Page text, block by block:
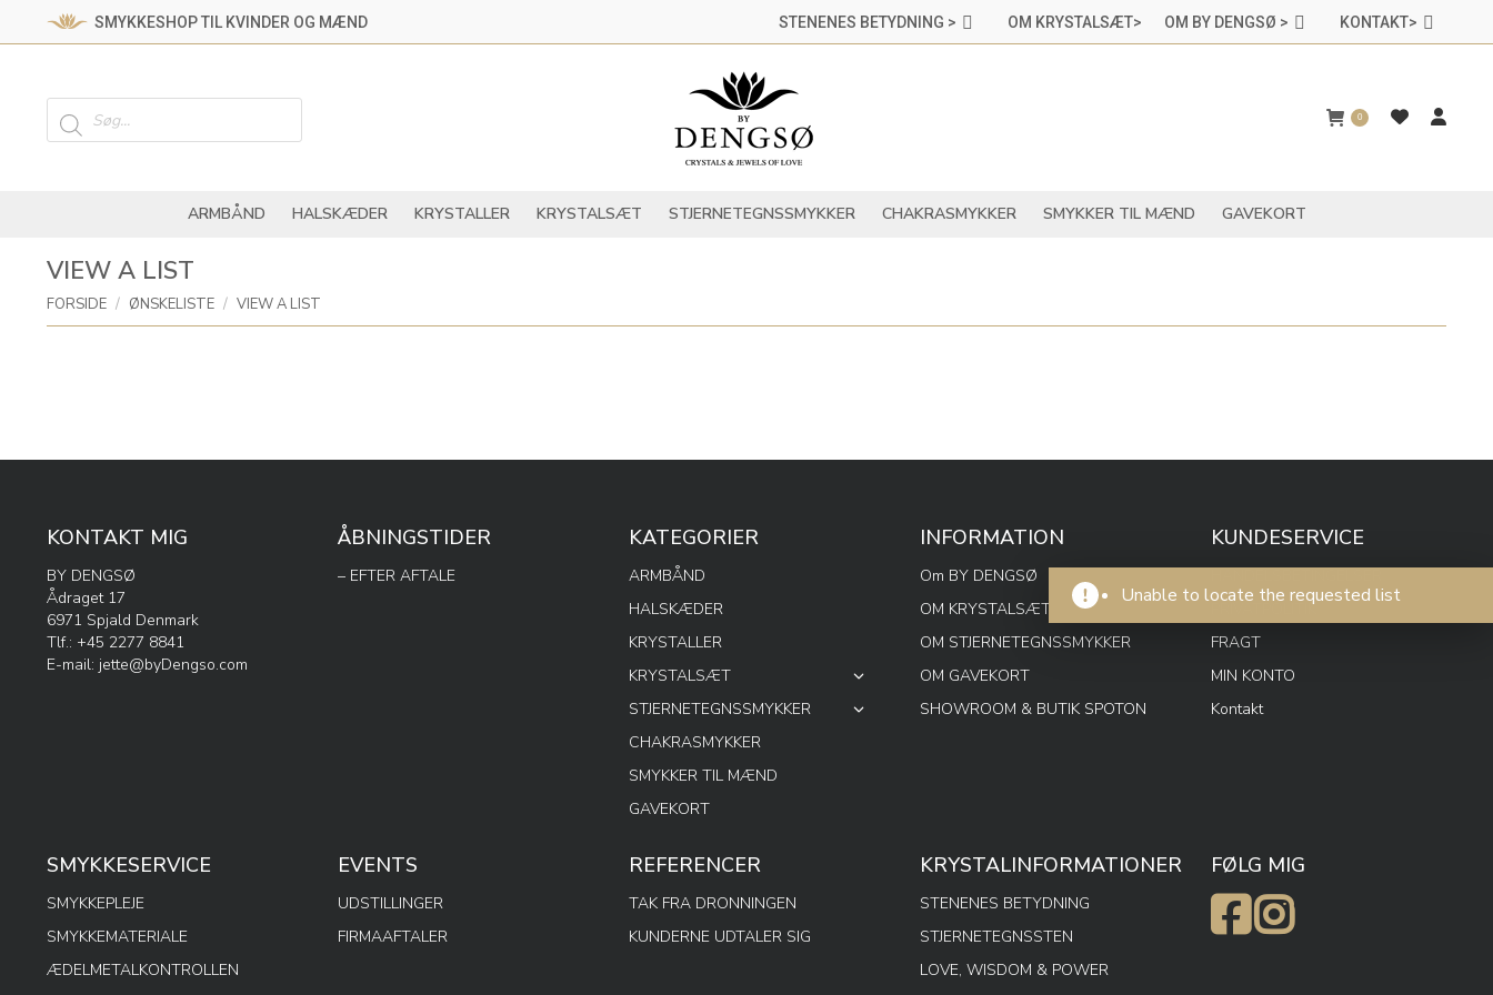
SMYKKESHOP TIL KVINDER OG MÆND STENENES BETYDNING > OM KRYSTALSÆT> OM BY DENGSØ > KONTAKT>
search
0
ARMBÅND HALSKÆDER KRYSTALLER KRYSTALSÆT STJERNETEGNSSMYKKER CHAKRASMYKKER SMYKKER TIL MÆND GAVEKORT
VIEW A LIST
You are here:
FORSIDE ØNSKELISTE VIEW A LIST
Unable to locate the requested list
KONTAKT MIG
BY DENGSØ
Ådraget 17
6971 Spjald Denmark
Tlf.: +45 2277 8841
E-mail: jette@byDengso.com
ÅBNINGSTIDER
– EFTER AFTALE
KATEGORIER
ARMBÅND
HALSKÆDER
KRYSTALLER
KRYSTALSÆT
STJERNETEGNSSMYKKER
CHAKRASMYKKER
SMYKKER TIL MÆND
GAVEKORT
INFORMATION
Om BY DENGSØ
OM KRYSTALSÆT
OM STJERNETEGNSSMYKKER
OM GAVEKORT
SHOWROOM & BUTIK SPOTON
KUNDESERVICE
PRIVATPOLITIK
FRAGT
MIN KONTO
Kontakt
SMYKKESERVICE
SMYKKEPLEJE
SMYKKEMATERIALE
ÆDELMETALKONTROLLEN
EVENTS
UDSTILLINGER
FIRMAAFTALER
REFERENCER
TAK FRA DRONNINGEN
KUNDERNE UDTALER SIG
KRYSTALINFORMATIONER
STENENES BETYDNING
STJERNETEGNSSTEN
LOVE, WISDOM & POWER
FØLG MIG